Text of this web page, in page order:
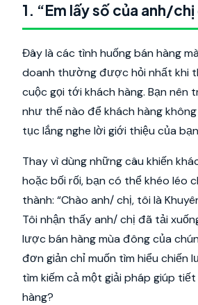
1. “Em lấy số của anh/
Đây là các tình huống bán hàng
doanh thường được hỏi nhất khi
cuộc gọi tới khách hàng. Bạn nên
như thế nào để khách hàng
tục lắng nghe lời giới thiệu của
Thay vì dùng những câu khiến
hoặc bối rối, bạn có thể khéo léo
thành: “Chào anh/ chị, tôi là
Tôi nhận thấy anh/ chị đã tải
lược bán hàng mùa đông của
đơn giản chỉ muốn tìm hiểu chiến
tìm kiếm cả một giải pháp giúp
hàng?